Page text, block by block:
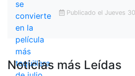
Publicado el Jueves
Noticias más Leídas